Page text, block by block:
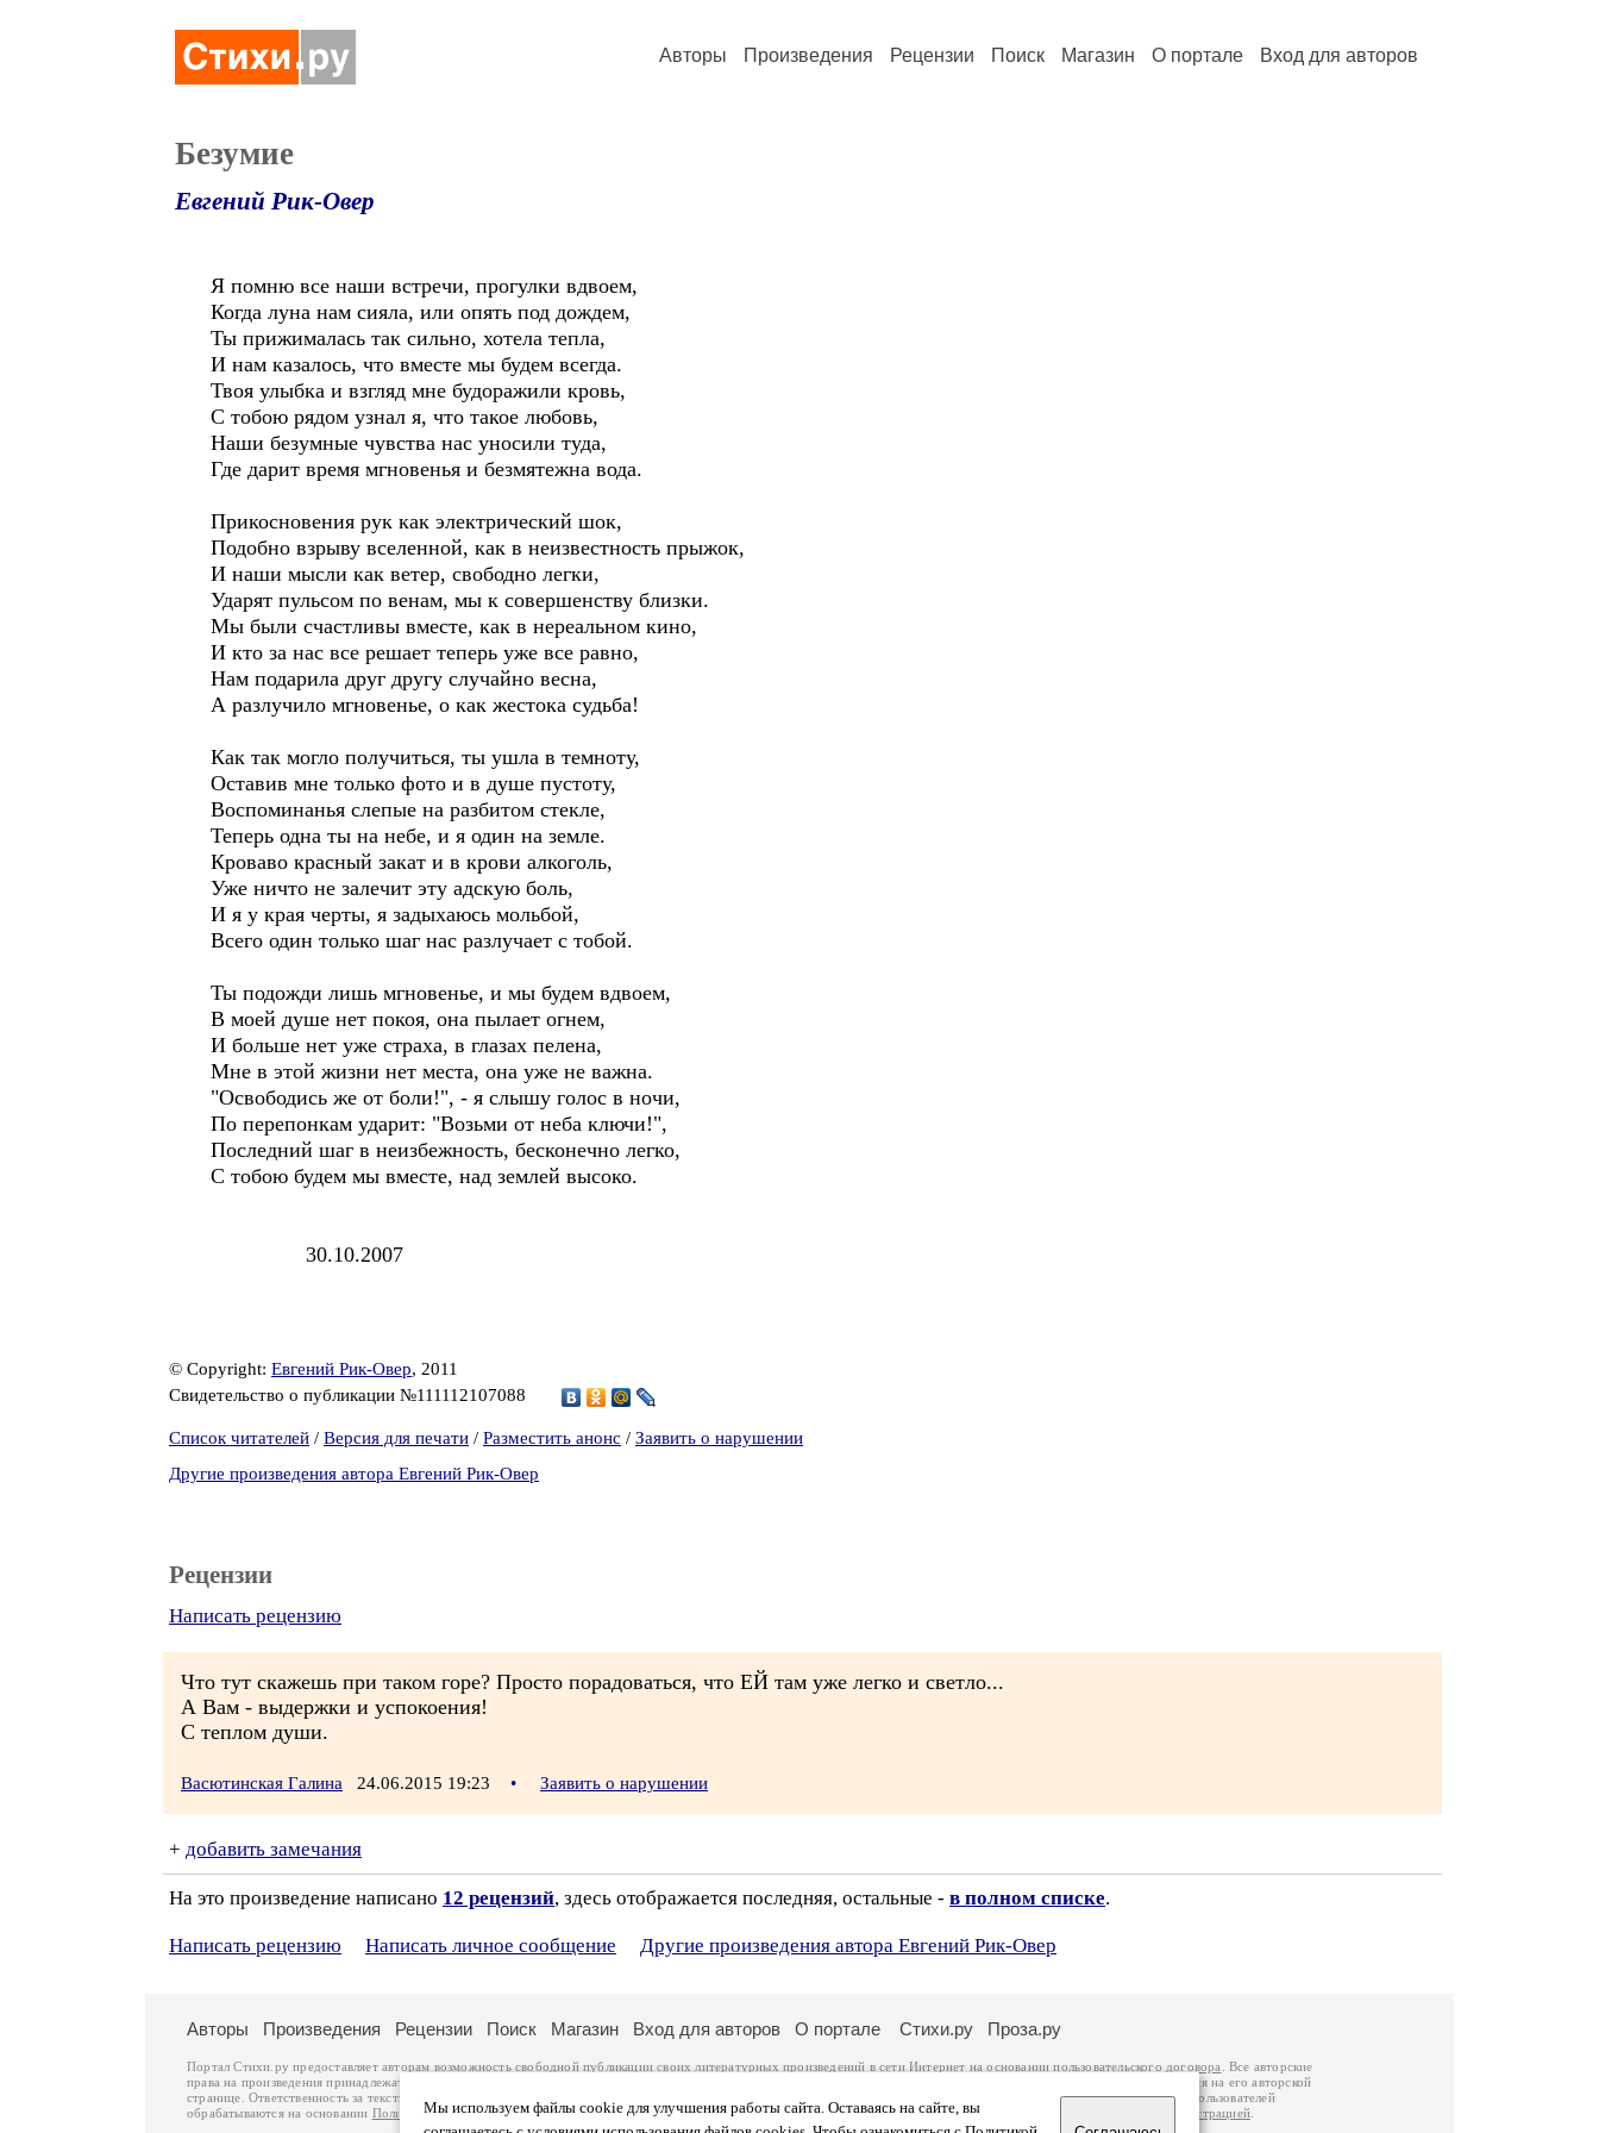
Авторы Произведения Рецензии Поиск Магазин О портале Вход для авторов
Безумие
Евгений Рик-Овер
Я помню все наши встречи, прогулки вдвоем,
Когда луна нам сияла, или опять под дождем,
Ты прижималась так сильно, хотела тепла,
И нам казалось, что вместе мы будем всегда.
Твоя улыбка и взгляд мне будоражили кровь,
С тобою рядом узнал я, что такое любовь,
Наши безумные чувства нас уносили туда,
Где дарит время мгновенья и безмятежна вода.
Прикосновения рук как электрический шок,
Подобно взрыву вселенной, как в неизвестность прыжок,
И наши мысли как ветер, свободно легки,
Ударят пульсом по венам, мы к совершенству близки.
Мы были счастливы вместе, как в нереальном кино,
И кто за нас все решает теперь уже все равно,
Нам подарила друг другу случайно весна,
А разлучило мгновенье, о как жестока судьба!
Как так могло получиться, ты ушла в темноту,
Оставив мне только фото и в душе пустоту,
Воспоминанья слепые на разбитом стекле,
Теперь одна ты на небе, и я один на земле.
Кроваво красный закат и в крови алкоголь,
Уже ничто не залечит эту адскую боль,
И я у края черты, я задыхаюсь мольбой,
Всего один только шаг нас разлучает с тобой.
Ты подожди лишь мгновенье, и мы будем вдвоем,
В моей душе нет покоя, она пылает огнем,
И больше нет уже страха, в глазах пелена,
Мне в этой жизни нет места, она уже не важна.
"Освободись же от боли!", - я слышу голос в ночи,
По перепонкам ударит: "Возьми от неба ключи!",
Последний шаг в неизбежность, бесконечно легко,
С тобою будем мы вместе, над землей высоко.
30.10.2007
© Copyright: Евгений Рик-Овер, 2011
Свидетельство о публикации №111112107088
Список читателей / Версия для печати / Разместить анонс / Заявить о нарушении
Другие произведения автора Евгений Рик-Овер
Рецензии
Написать рецензию
Что тут скажешь при таком горе? Просто порадоваться, что ЕЙ там уже легко и светло...
А Вам - выдержки и успокоения!
С теплом души.
Васютинская Галина 24.06.2015 19:23 • Заявить о нарушении
+ добавить замечания
На это произведение написано 12 рецензий, здесь отображается последняя, остальные - в полном списке.
Написать рецензию Написать личное сообщение Другие произведения автора Евгений Рик-Овер
Мы используем файлы cookie для улучшения работы сайта. Оставаясь на сайте, вы
Авторы Произведения Рецензии Поиск Магазин Вход для авторов О портале Стихи.ру Проза.ру
Портал Стихи.ру предоставляет авторам возможность свободной публикации своих литературных произведений в сети Интернет на основаниипользовательского договора
. Все авторские
права на произведения принадлежат авторам и охраняются
. Перепечатка произведений возможна только с согласия его автора, к которому вы можете обратиться на его авторской
странице. Ответственность за тексты произведений авторы несут самостоятельно на основании
законодательства Российской Федерации. Данные пользователей
обрабатываются на основании Политики обработки персональных данных. Вы также можете посмотреть более подробнуюинформацию о портале связаться с администрацией